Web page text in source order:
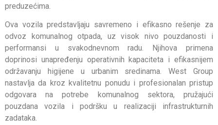
preduzećima.
Ova vozila predstavljaju savremeno i efikasno rešenje za
odvoz komunalnog otpada, uz visok nivo pouzdanosti i
performansi u svakodnevnom radu. Njihova primena
doprinosi unapređenju operativnih kapaciteta i efikasnijem
održavanju higijene u urbanim sredinama. West Group
nastavlja da kroz kvalitetnu ponudu i profesionalan pristup
odgovara na potrebe komunalnog sektora, pružajući
pouzdana vozila i podršku u realizaciji infrastrukturnih
zadataka.